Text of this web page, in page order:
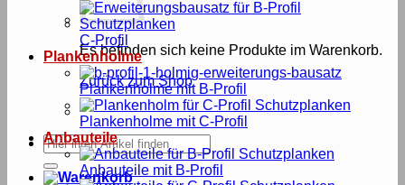
Es befinden sich keine Produkte im Warenkorb.
Zurück zum Shop
Suche
nach:
C-Profil
Plankenholme
Plankenholme mit B-Profil
Plankenholme mit C-Profil
Anbauteile
Anbauteile mit B-Profil